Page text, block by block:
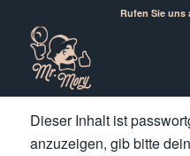
Rufen Sie uns
Dieser Inhalt ist
anzuzeigen, gib bitte